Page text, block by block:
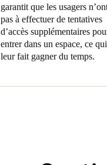
garantit que les usagers
pas à effectuer de tentatives
d’accès supplémentaires
entrer dans un espace, ce qui
leur fait gagner du temps.